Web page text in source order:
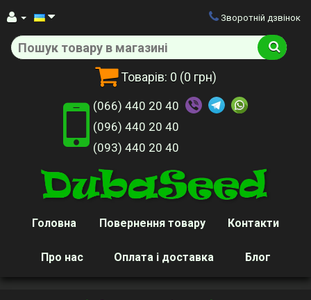
Товарів: 0 (0 грн)
Зворотній дзвінок
(066) 440 20 40
(096) 440 20 40
(093) 440 20 40
Головна Повернення товару Контакти
Про нас Оплата і доставка Блог